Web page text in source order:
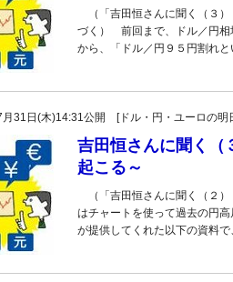
（「吉田恒さんに聞く（３
づく） 前回まで、ドル／円相
から、「ドル／円９５円割れ
31日(木)14:31公開 [ドル・円・ユーロの明
吉田恒さんに聞く（
起こる～
（「吉田恒さんに聞く（２
はチャートを使って過去の円
が提供してくれた以下の資料